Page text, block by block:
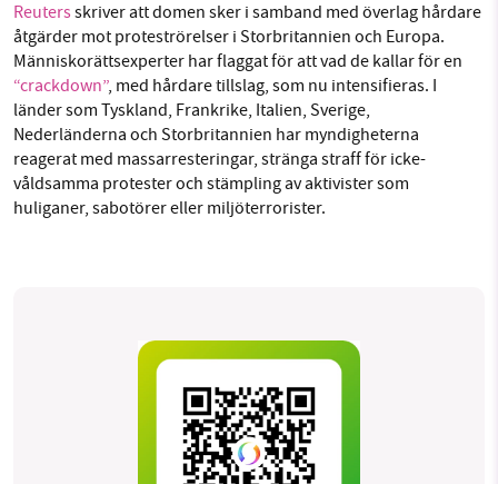
Reutersskriver att domen sker i samband med överlag hårdare
åtgärder mot proteströrelser i Storbritannien och Europa.
Människorättsexperter har flaggat för att vad de kallar för en
“crackdown”, med hårdare tillslag, som nu intensifieras. I
länder som Tyskland, Frankrike, Italien, Sverige,
Nederländerna och Storbritannien har myndigheterna
reagerat med massarresteringar, stränga straff för icke-
våldsamma protester och stämpling av aktivister som
huliganer, sabotörer eller miljöterrorister.